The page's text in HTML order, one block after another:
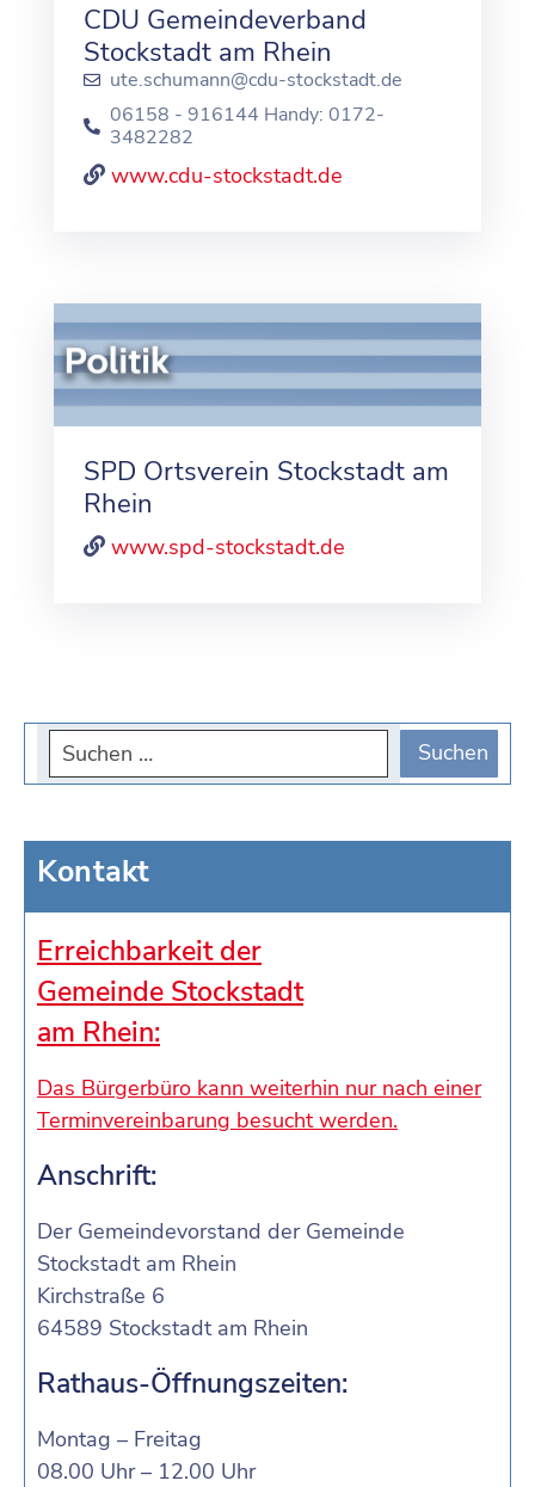
CDU Gemeindeverband
Stockstadt am Rhein
ute.schumann@cdu-stockstadt.de
06158 - 916144 Handy: 0172-
3482282
www.cdu-stockstadt.de
SPD Ortsverein Stockstadt am
Rhein
www.spd-stockstadt.de
Kontakt
Erreichbarkeit der
Gemeinde Stockstadt
am Rhein:
Das Bürgerbüro kann weiterhin nur nach einer
Terminvereinbarung besucht werden.
Anschrift:
Der Gemeindevorstand der Gemeinde
Stockstadt am Rhein
Kirchstraße 6
64589 Stockstadt am Rhein
Rathaus-Öffnungszeiten:
Montag – Freitag
08.00 Uhr – 12.00 Uhr